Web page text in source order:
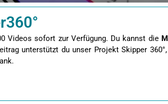
Videos sofort zur Verfügung. Du kannst die
unterstützt du unser Projekt Skipper